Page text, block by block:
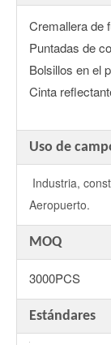
Cremallera de
Puntadas de
Bolsillos en el
Cinta
Uso de
Industria,
Aeropuerto.
MOQ
3000PCS
Estándares